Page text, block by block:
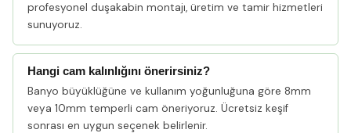
profesyonel duşakabin montajı, üretim ve tamir hizmetleri
sunuyoruz.
Hangi cam kalınlığını önerirsiniz?
Banyo büyüklüğüne ve kullanım yoğunluğuna göre 8mm
veya 10mm temperli cam öneriyoruz. Ücretsiz keşif
sonrası en uygun seçenek belirlenir.